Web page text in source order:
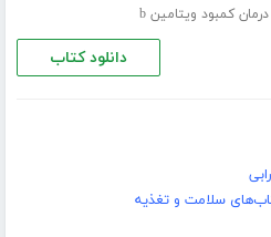
درمان کمبود ویتامین b
دانلود کتاب
سلامت و تغذیه